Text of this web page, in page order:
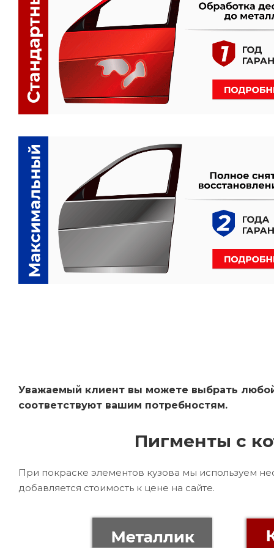
Уважаемый клиент вы можете выбрать
соответствуют вашим потребностям.
Пигменты с
При покраске элементов кузова мы используем
добавляется стоимость к цене на сайте.